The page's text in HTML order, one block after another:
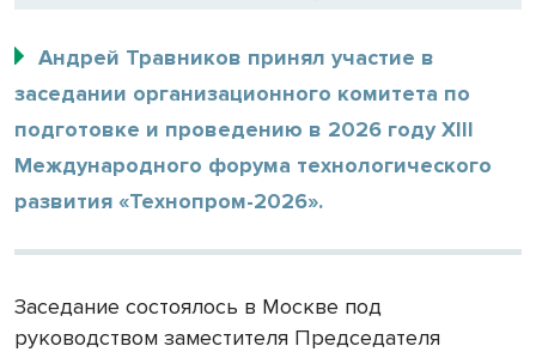
Андрей Травников принял участие в
заседании организационного комитета по
подготовке и проведению в 2026 году XIII
Международного форума технологического
развития «Технопром-2026».
Заседание состоялось в Москве под
руководством заместителя Председателя